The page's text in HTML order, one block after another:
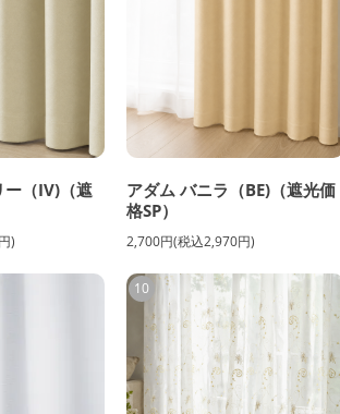
ー（IV)（遮
)
アダム バニラ（BE)（遮光価
格SP）
2,700円(税込2,970円)
10